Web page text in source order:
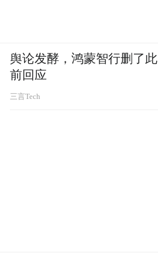
舆论发酵，鸿蒙智行删了此
前回应
三言Tech